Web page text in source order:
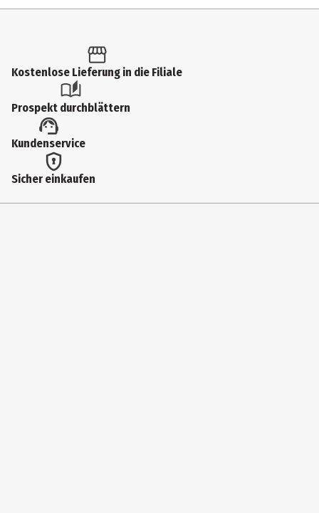
Artikelnummer des Herstellers
Hersteller
Götz Puppenmanufaktur Int. GmbH
Herstelleradresse
Kostenlose Lieferung in die Filiale
Prospekt durchblättern
Kundenservice
Sicher einkaufen